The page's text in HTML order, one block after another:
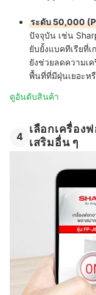
ระดับ 50,000
ปัจจุบัน เช่น
ยับยั้งแบคทีเรียที่
ยังช่วยลดความเ
พื้นที่ที่มีฝุ่นเยอะห
ดูอันดับสินค้า
4
เลือกเครื่อง
เสริมอื่น ๆ